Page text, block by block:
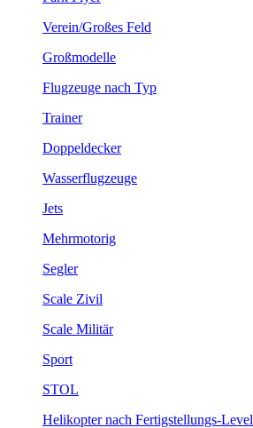
Verein/Großes Feld
Großmodelle
Flugzeuge nach Typ
Trainer
Doppeldecker
Wasserflugzeuge
Jets
Mehrmotorig
Segler
Scale Zivil
Scale Militär
Sport
STOL
Helikopter nach Fertigstellungs-Level